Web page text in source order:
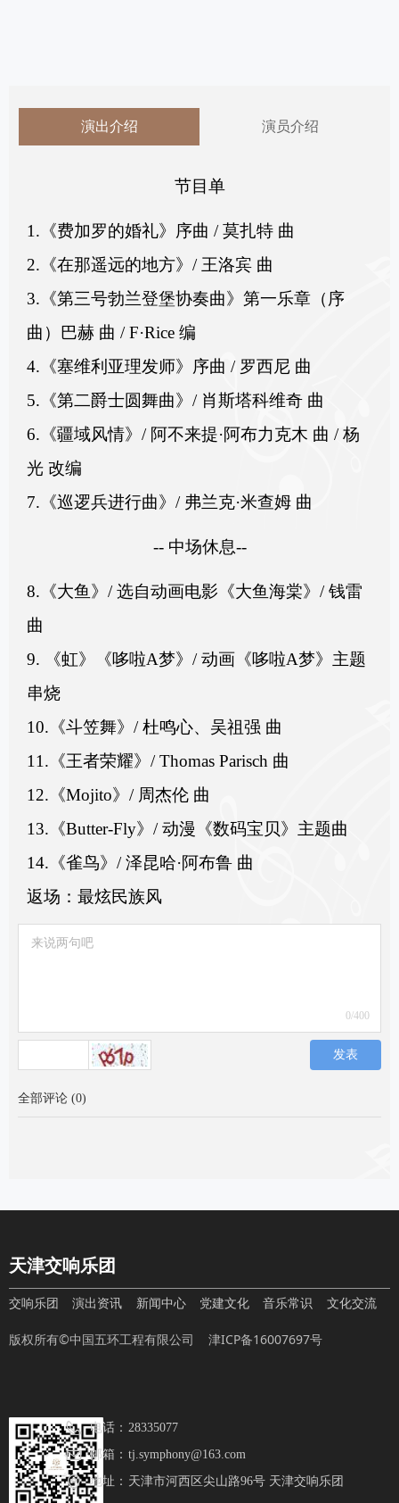
演出介绍 演员介绍
节目单
1.《费加罗的婚礼》序曲 / 莫扎特 曲
2.《在那遥远的地方》/ 王洛宾 曲
3.《第三号勃兰登堡协奏曲》第一乐章（序
曲）巴赫 曲 / F·Rice 编
4.《塞维利亚理发师》序曲 / 罗西尼 曲
5.《第二爵士圆舞曲》/ 肖斯塔科维奇 曲
6.《疆域风情》/ 阿不来提·阿布力克木 曲 / 杨
光 改编
7.《巡逻兵进行曲》/ 弗兰克·米查姆 曲
-- 中场休息--
8.《大鱼》/ 选自动画电影《大鱼海棠》/ 钱雷
曲
9. 《虹》《哆啦A梦》/ 动画《哆啦A梦》主题
串烧
10.《斗笠舞》/ 杜鸣心、吴祖强 曲
11.《王者荣耀》/ Thomas Parisch 曲
12.《Mojito》/ 周杰伦 曲
13.《Butter-Fly》/ 动漫《数码宝贝》主题曲
14.《雀鸟》/ 泽昆哈·阿布鲁 曲
返场：最炫民族风
0/400
发表
全部评论 (0)
版权所有©中国五环工程有限公司 津ICP备16007697号
天津交响乐团
交响乐团 演出资讯 新闻中心 党建文化 音乐常识 文化交流
电话： 28335077
邮箱： tj.symphony@163.com
地址： 天津市河西区尖山路96号 天津交响乐团